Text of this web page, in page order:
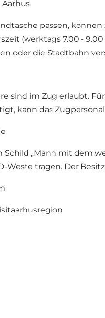
passen,
(werktags 7.00 -
oder die Stadtbahn
sind im Zug erlaubt.
kann das
„Mann mit dem
Weste tragen. Der